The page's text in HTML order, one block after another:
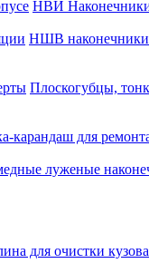
НВИ
НШВ наконечники
Плоскогубцы,
карандаш для
луженые
для очистки